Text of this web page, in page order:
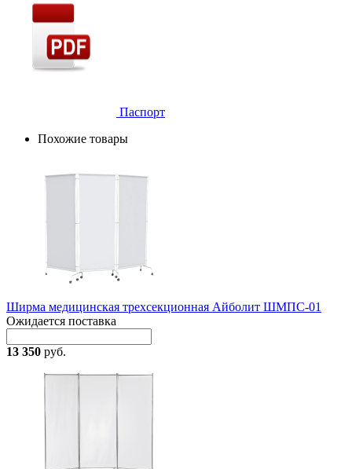
Паспорт
Похожие товары
Ширма медицинская трехсекционная Айболит ШМПС-01
Ожидается поставка
13 350 руб.